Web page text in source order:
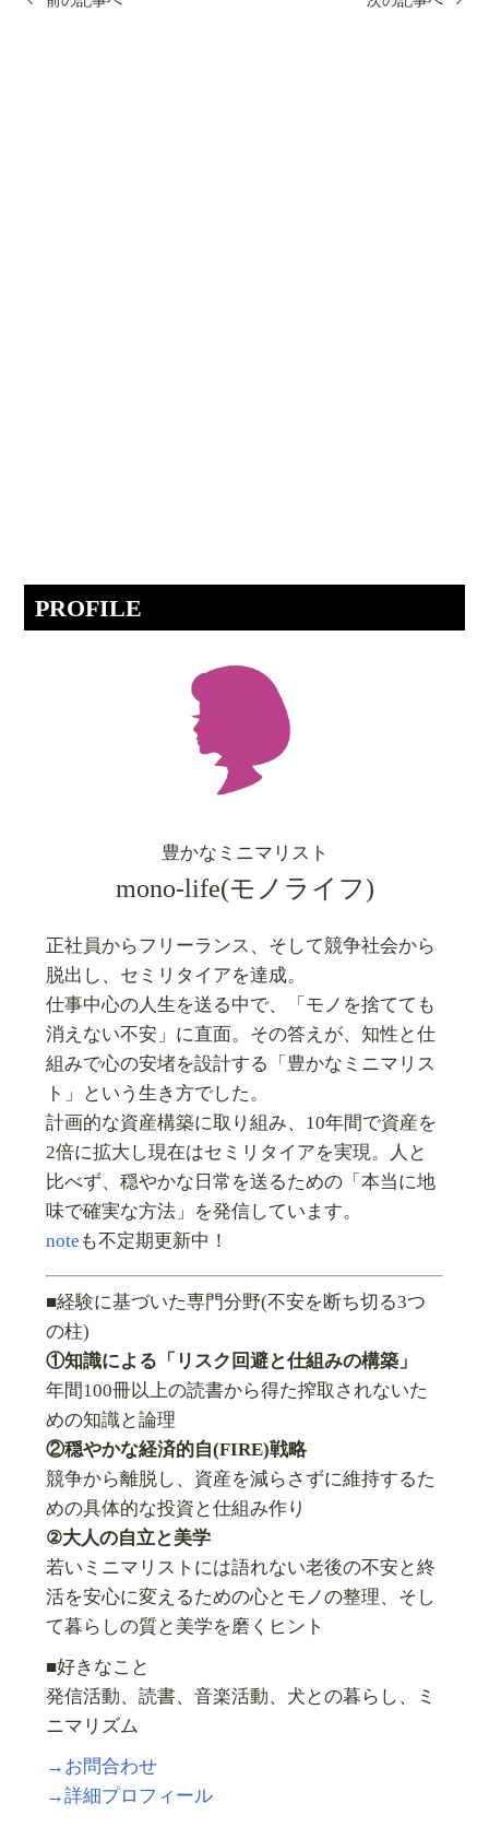
PROFILE
豊かなミニマリスト
mono-life(モノライフ)
正社員からフリーランス、そして競争社会から
脱出し、セミリタイアを達成。
仕事中心の人生を送る中で、「モノを捨てても
消えない不安」に直面。その答えが、知性と仕
組みで心の安堵を設計する「豊かなミニマリス
ト」という生き方でした。
計画的な資産構築に取り組み、10年間で資産を
2倍に拡大し現在はセミリタイアを実現。人と
比べず、穏やかな日常を送るための「本当に地
味で確実な方法」を発信しています。
note も不定期更新中！
■経験に基づいた専門分野(不安を断ち切る3つ
の柱)
①知識による「リスク回避と仕組みの構築」
年間100冊以上の読書から得た搾取されないた
めの知識と論理
②穏やかな経済的自(FIRE)戦略
競争から離脱し、資産を減らさずに維持するた
めの具体的な投資と仕組み作り
②大人の自立と美学
若いミニマリストには語れない老後の不安と終
活を安心に変えるための心とモノの整理、そし
て暮らしの質と美学を磨くヒント
■好きなこと
発信活動、読書、音楽活動、犬との暮らし、ミ
ニマリズム
→お問合わせ
→詳細プロフィール